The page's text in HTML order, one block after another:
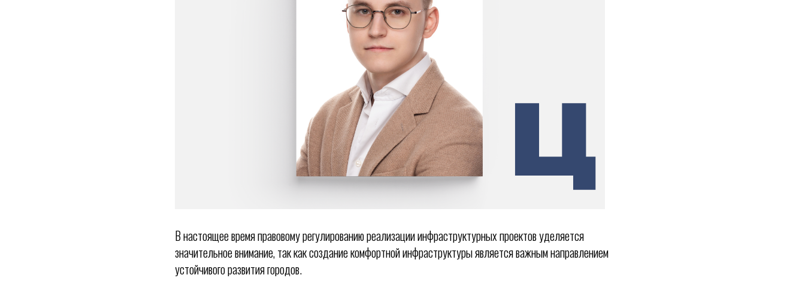
В настоящее время правовому регулированию реализации инфраструктурных проектов уделяется
значительное внимание, так как создание комфортной инфраструктуры является важным направлением
устойчивого развития городов.